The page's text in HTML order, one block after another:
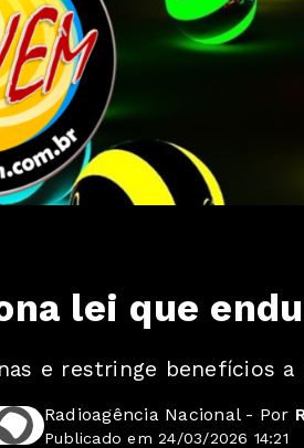
lei que
e restringe benefícios a
Radioagência Nacional - Por
Publicado em 24/03/2026 14:21